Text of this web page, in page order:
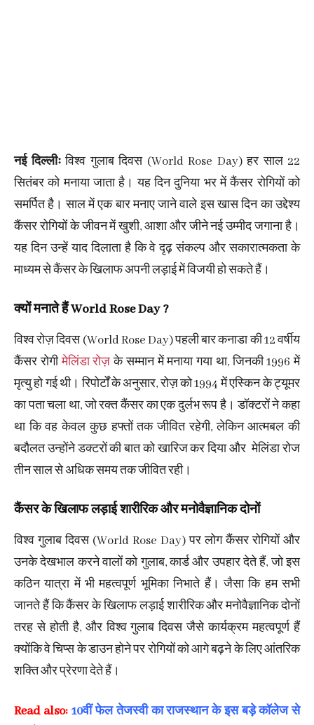
नई दिल्लीःविश्व गुलाब दिवस (World Rose Day) हर साल 22
सितंबर को मनाया जाता है। यह दिन दुनिया भर में कैंसर रोगियों को
समर्पित है। साल में एक बार मनाए जाने वाले इस खास दिन का उद्देश्य
कैंसर रोगियों के जीवन में खुशी, आशा और जीने नई उम्मीद जगाना है।
यह दिन उन्हें याद दिलाता है कि वे दृढ़ संकल्प और सकारात्मकता के
माध्यम से कैंसर के खिलाफ अपनी लड़ाई में विजयी हो सकते हैं।
क्यों मनाते हैं World Rose Day ?
विश्व रोज़ दिवस (World Rose Day) पहली बार कनाडा की 12 वर्षीय
कैंसर रोगीमेलिंडा रोज़के सम्मान में मनाया गया था, जिनकी 1996 में
मृत्यु हो गई थी। रिपोर्टों के अनुसार, रोज़ को 1994 में एस्किन के ट्यूमर
का पता चला था, जो रक्त कैंसर का एक दुर्लभ रूप है। डॉक्टरों ने कहा
था कि वह केवल कुछ हफ्तों तक जीवित रहेगी, लेकिन आत्मबल की
बदौलत उन्होंने डक्टरों की बात को खारिज कर दिया और मेलिंडा रोज
तीन साल से अधिक समय तक जीवित रही।
कैंसर के खिलाफ लड़ाई शारीरिक और मनोवैज्ञानिक दोनों
विश्व गुलाब दिवस (World Rose Day) पर लोग कैंसर रोगियों और
उनके देखभाल करने वालों को गुलाब, कार्ड और उपहार देते हैं, जो इस
कठिन यात्रा में भी महत्वपूर्ण भूमिका निभाते हैं। जैसा कि हम सभी
जानते हैं कि कैंसर के खिलाफ लड़ाई शारीरिक और मनोवैज्ञानिक दोनों
तरह से होती है, और विश्व गुलाब दिवस जैसे कार्यक्रम महत्वपूर्ण हैं
क्योंकि वे चिप्स के डाउन होने पर रोगियों को आगे बढ़ने के लिए आंतरिक
शक्ति और प्रेरणा देते हैं।
Read also:10वीं फेल तेजस्वी का राजस्थान के इस बड़े कॉलेज से